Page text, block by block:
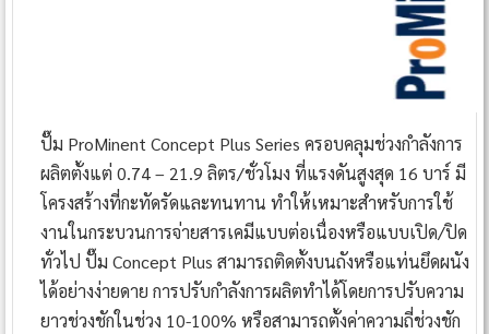
ปั๊ม ProMinent Concept Plus Series ครอบคลุมช่วงกำลังการ
ผลิตตั้งแต่ 0.74 – 21.9 ลิตร/ชั่วโมง ที่แรงดันสูงสุด 16 บาร์ มี
โครงสร้างที่กะทัดรัดและทนทาน ทำให้เหมาะสำหรับการใช้
งานในกระบวนการจ่ายสารเคมีแบบต่อเนื่องหรือแบบเปิด/ปิด
ทั่วไป ปั๊ม Concept Plus สามารถติดตั้งบนถังหรือแท่นยึดผนัง
ได้อย่างง่ายดาย การปรับกำลังการผลิตทำได้โดยการปรับความ
ยาวช่วงชักในช่วง 10-100% หรือสามารถตั้งค่าความถี่ช่วงชัก